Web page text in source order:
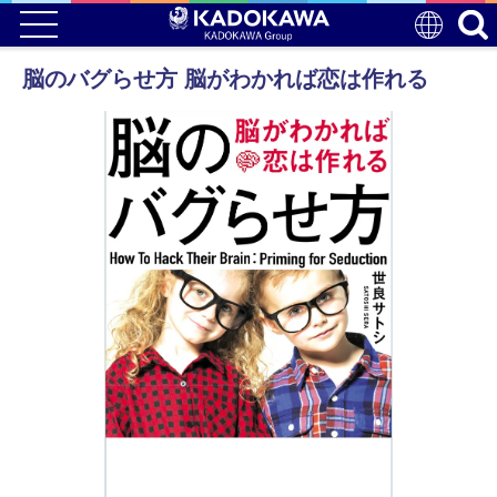
脳のバグらせ方 脳がわかれば恋は作れる